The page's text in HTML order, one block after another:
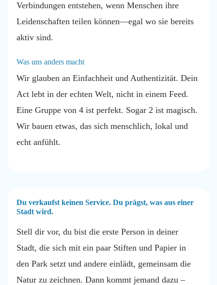
Verbindungen entstehen, wenn Menschen ihre
Leidenschaften teilen können—egal wo sie bereits
aktiv sind.
Was uns anders macht
Wir glauben an Einfachheit und Authentizität. Dein
Act lebt in der echten Welt, nicht in einem Feed.
Eine Gruppe von 4 ist perfekt. Sogar 2 ist magisch.
Wir bauen etwas, das sich menschlich, lokal und
echt anfühlt.
Du verkaufst keinen Service. Du prägst, was aus einer
Stadt wird.
Stell dir vor, du bist die erste Person in deiner
Stadt, die sich mit ein paar Stiften und Papier in
den Park setzt und andere einlädt, gemeinsam die
Natur zu zeichnen. Dann kommt jemand dazu –